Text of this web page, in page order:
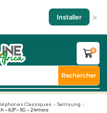
Rechercher
0
Classiques
Samsung
– 6,9”– 5G – 24mois
Installer ×